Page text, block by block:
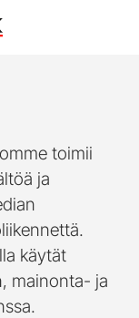
toimii
ja
käytät
mainonta- ja